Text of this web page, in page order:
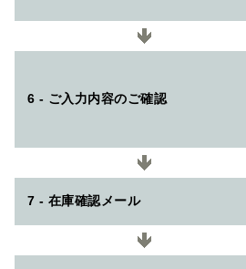
6 - ご入力内容のご確認
7 - 在庫確認メール